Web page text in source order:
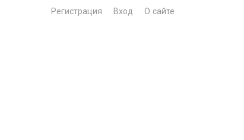
Регистрация Вход О сайте